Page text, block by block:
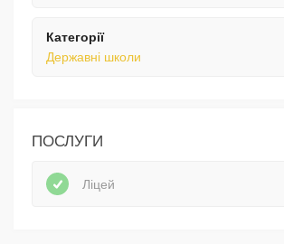
Категорії
Державні школи
ПОСЛУГИ
Ліцей